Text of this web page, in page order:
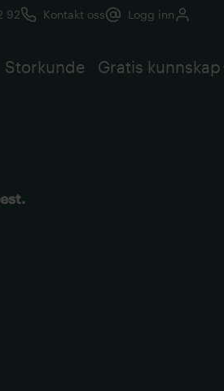
92 Kontakt oss Logg inn
Storkunde Gratis kunnskap